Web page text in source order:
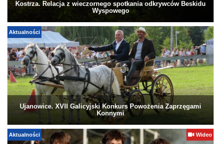
Kostrza. Relacja z wieczornego spotkania odkrywców Beskidu
Wyspowego
Aktualności
Ujanowice. XVII Galicyjski Konkurs Powożenia Zaprzęgami
Konnymi
Aktualności Wideo